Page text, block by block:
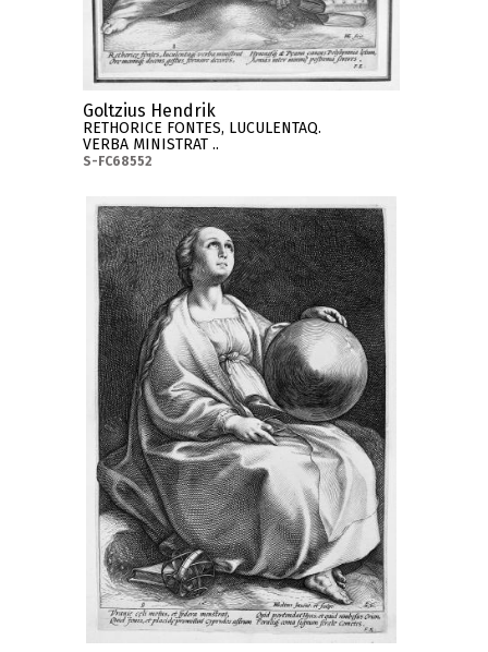
Goltzius Hendrik
RETHORICE FONTES, LUCULENTAQ.
VERBA MINISTRAT ..
S-FC68552